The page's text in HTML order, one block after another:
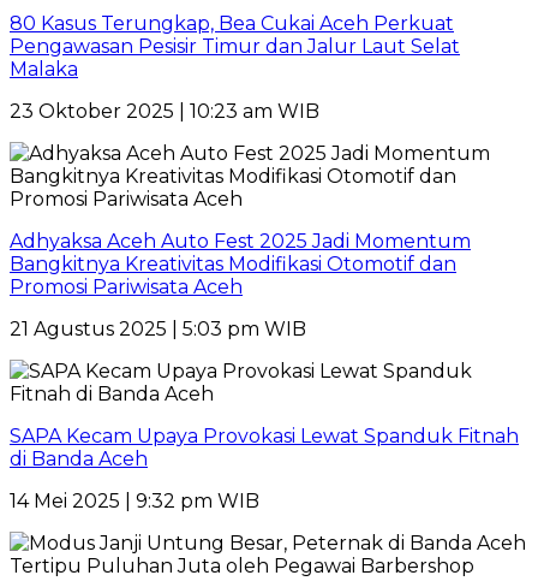
80 Kasus Terungkap, Bea Cukai Aceh Perkuat
Pengawasan Pesisir Timur dan Jalur Laut Selat
Malaka
23 Oktober 2025 | 10:23 am WIB
Adhyaksa Aceh Auto Fest 2025 Jadi Momentum
Bangkitnya Kreativitas Modifikasi Otomotif dan
Promosi Pariwisata Aceh
21 Agustus 2025 | 5:03 pm WIB
SAPA Kecam Upaya Provokasi Lewat Spanduk Fitnah
di Banda Aceh
14 Mei 2025 | 9:32 pm WIB